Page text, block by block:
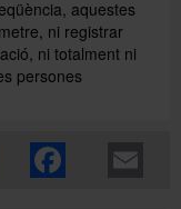
aquestes
ni registrar
ni totalment ni
persones